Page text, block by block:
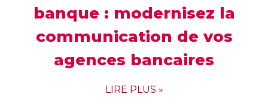
banque : modernisez la
communication de vos
agences bancaires
LIRE PLUS »